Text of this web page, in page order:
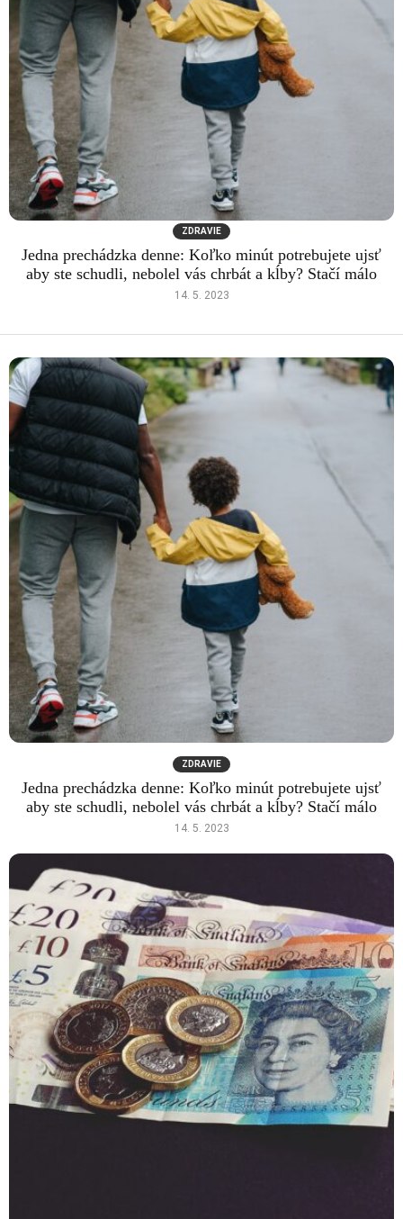
ZDRAVIE
Jedna prechádzka denne: Koľko minút potrebujete ujsť
aby ste schudli, nebolel vás chrbát a kĺby? Stačí málo
14. 5. 2023
ZDRAVIE
Jedna prechádzka denne: Koľko minút potrebujete ujsť
aby ste schudli, nebolel vás chrbát a kĺby? Stačí málo
14. 5. 2023